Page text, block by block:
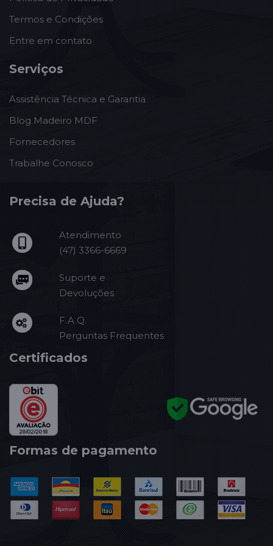
Termos e Condições
Entre em contato
Serviços
Assistência Técnica e Garantia
Blog Madeiro MDF
Fornecedores
Trabalhe Conosco
Precisa de Ajuda?
Atendimento
(47) 3366-6669
Suporte e
Devoluções
F.A.Q.
Perguntas Frequentes
Certificados
Formas de pagamento